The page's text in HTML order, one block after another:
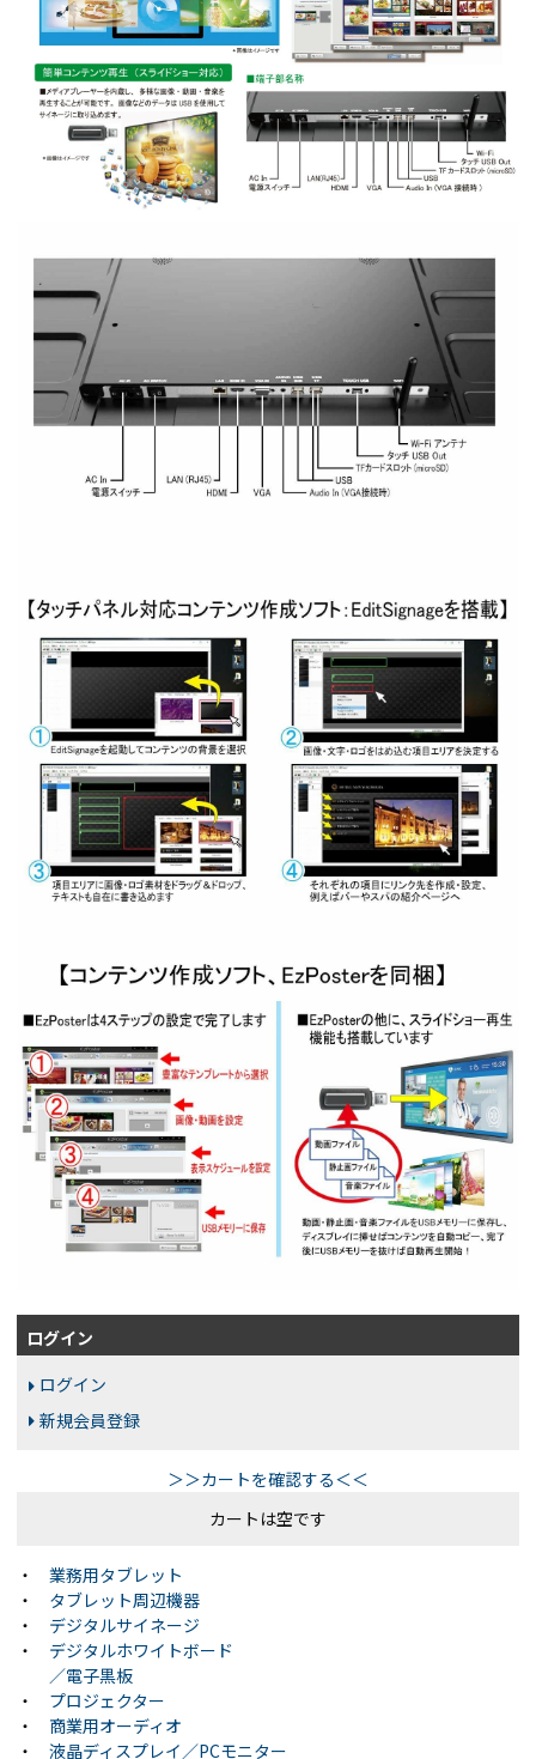
ログイン
ログイン
新規会員登録
＞＞カートを確認する＜＜
カートは空です
・
業務用タブレット
・
タブレット周辺機器
・
デジタルサイネージ
・
デジタルホワイトボード
／電子黒板
・
プロジェクター
・
商業用オーディオ
・
液晶ディスプレイ／PCモニター